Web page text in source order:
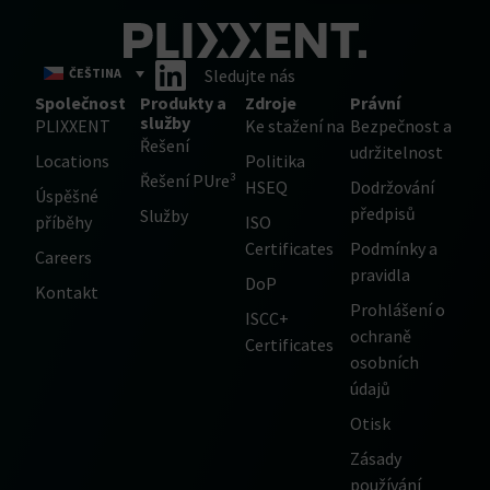
ČEŠTINA
Sledujte nás
Společnost
PLIXXENT
Locations
Úspěšné
příběhy
Careers
Kontakt
Produkty a
služby
Řešení
Řešení PUre³
Služby
Zdroje
Ke stažení na
Politika
HSEQ
ISO
Certificates
DoP
ISCC+
Certificates
Právní
Bezpečnost a
udržitelnost
Dodržování
předpisů
Podmínky a
pravidla
Prohlášení o
ochraně
osobních
údajů
Otisk
Zásady
používání